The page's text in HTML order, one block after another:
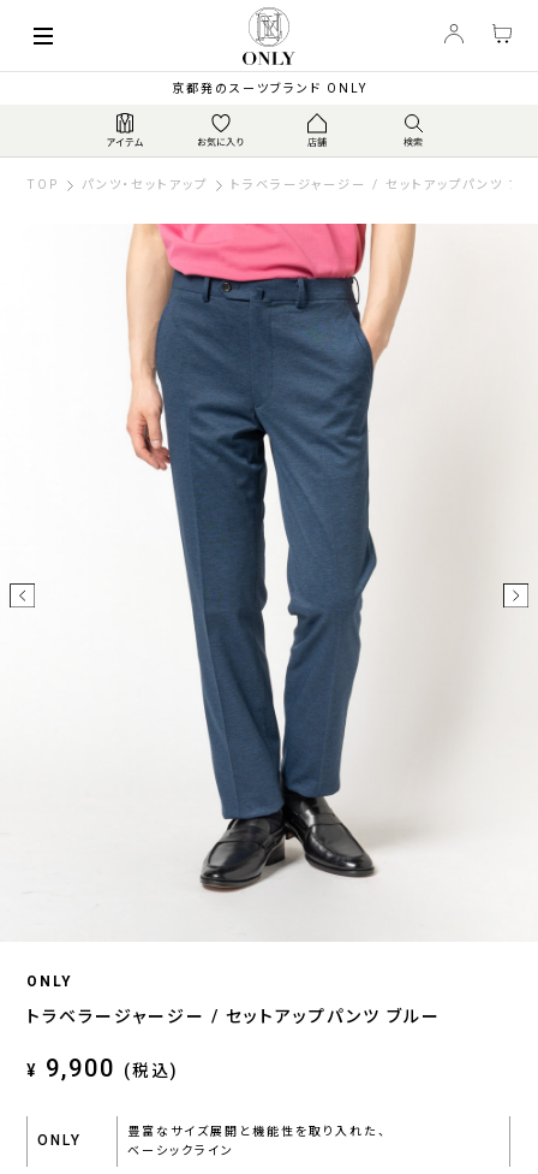
京都発のスーツブランド ONLY
TOP パンツ・セットアップ トラベラージャージー / セットアップパンツ ブ
ONLY
トラベラージャージー / セットアップパンツ ブルー
¥ 9,900 (税込)
ONLY
豊富なサイズ展開と機能性を取り入れた、
ベーシックライン